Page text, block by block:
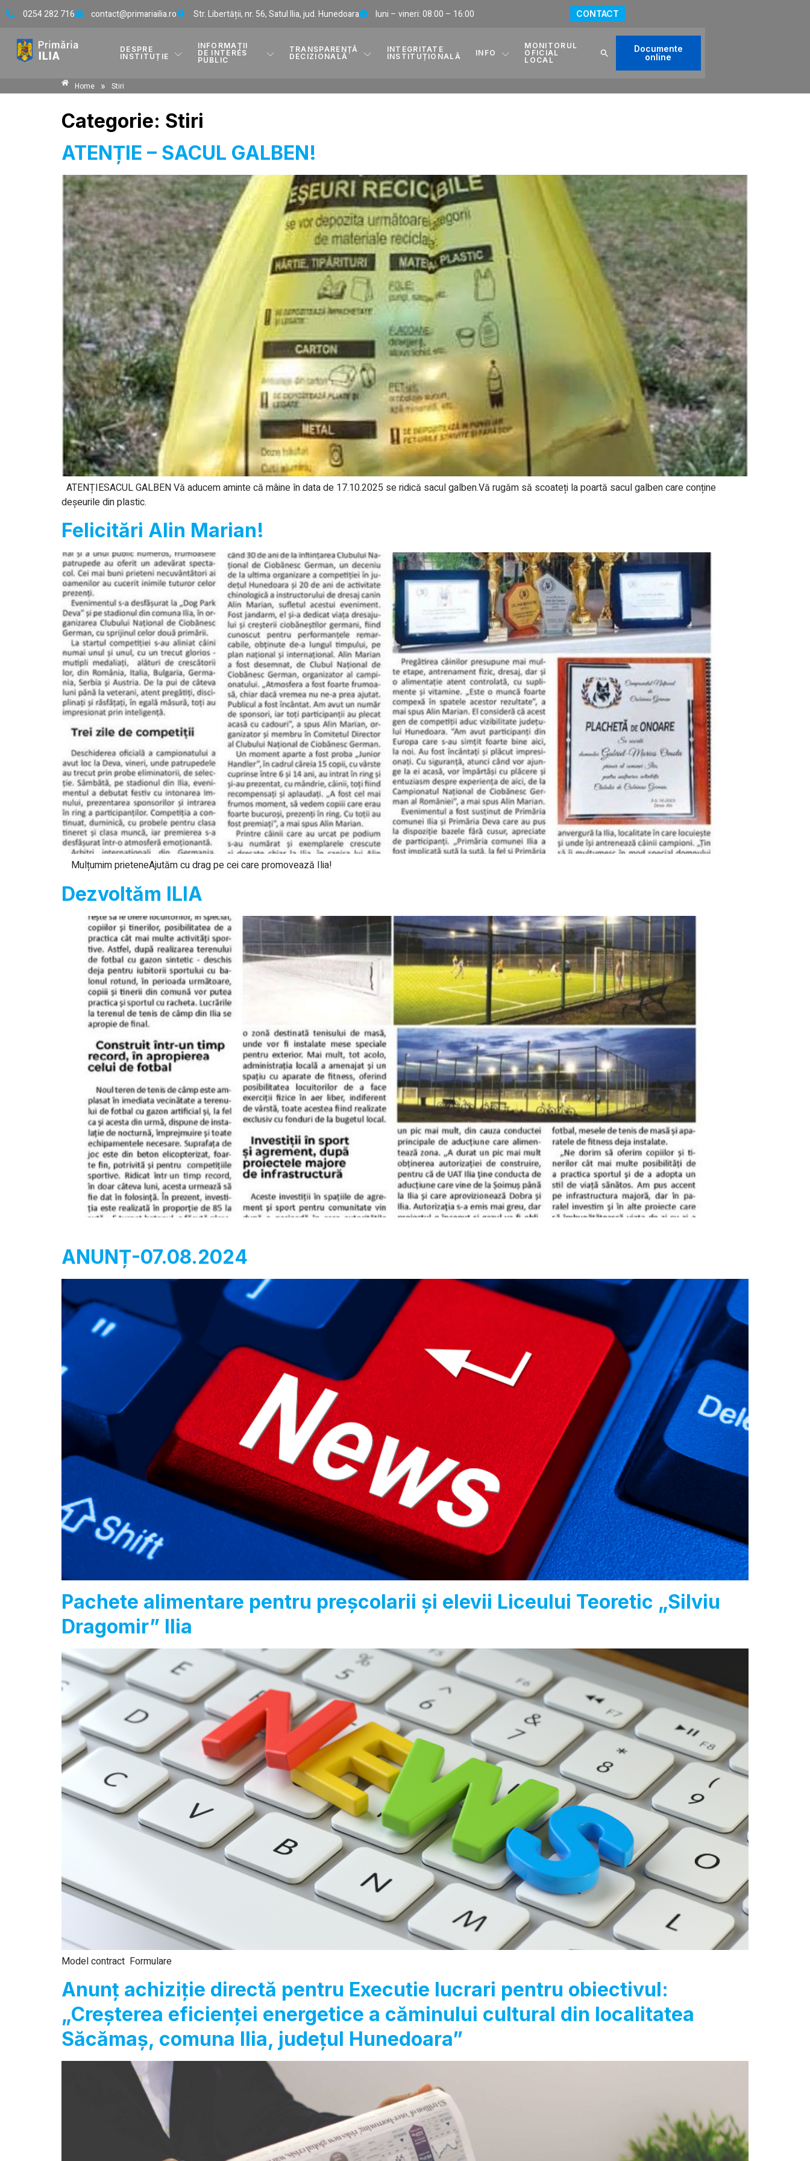
0254 282 716 contact@primariailia.ro Str. Libertății, nr. 56, Satul Ilia, jud. Hunedoara luni – vineri: 08:00 – 16:00 CONTACT
DESPRE
INSTITUȚIE
INFORMAȚII
DE INTERES
PUBLIC
TRANSPARENȚĂ
DECIZIONALĂ
INTEGRITATE
INSTITUȚIONALĂ
INFO
MONITORUL
OFICIAL
LOCAL
Documente
online
Home » Stiri
Categorie: Stiri
ATENȚIE – SACUL GALBEN!
ATENȚIESACUL GALBEN Vă aducem aminte că mâine în data de 17.10.2025 se ridică sacul galben.Vă rugăm să scoateți la poartă sacul galben care conține
deșeurile din plastic.
Felicitări Alin Marian!
Mulțumim prieteneAjutăm cu drag pe cei care promovează Ilia!
Dezvoltăm ILIA
ANUNȚ-07.08.2024
Pachete alimentare pentru preșcolarii și elevii Liceului Teoretic „Silviu
Dragomir” Ilia
Model contract Formulare
Anunț achiziție directă pentru Executie lucrari pentru obiectivul:
„Creșterea eficienței energetice a căminului cultural din localitatea
Săcămaş, comuna Ilia, județul Hunedoara”